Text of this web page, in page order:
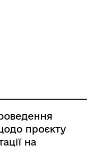
проєкту
на